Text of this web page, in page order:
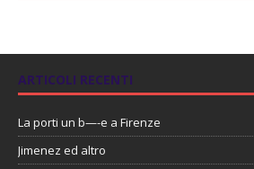
ARTICOLI RECENTI
La porti un b—-e a Firenze
Jimenez ed altro